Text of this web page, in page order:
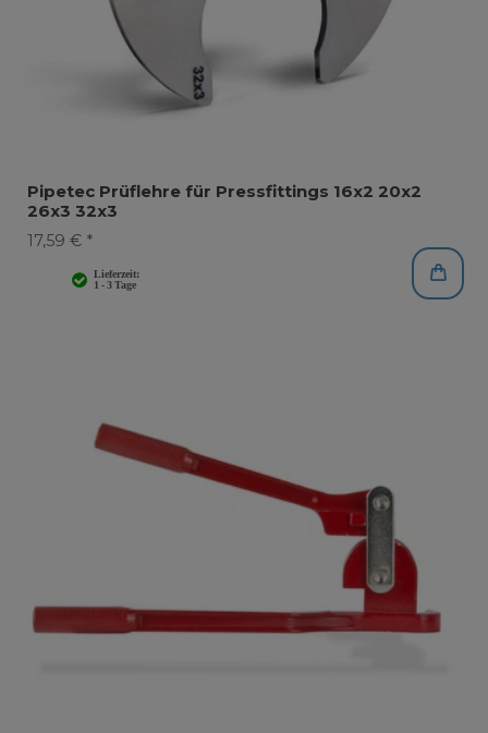
Pipetec Prüflehre für Pressfittings 16x2 20x2
26x3 32x3
17,59 € *